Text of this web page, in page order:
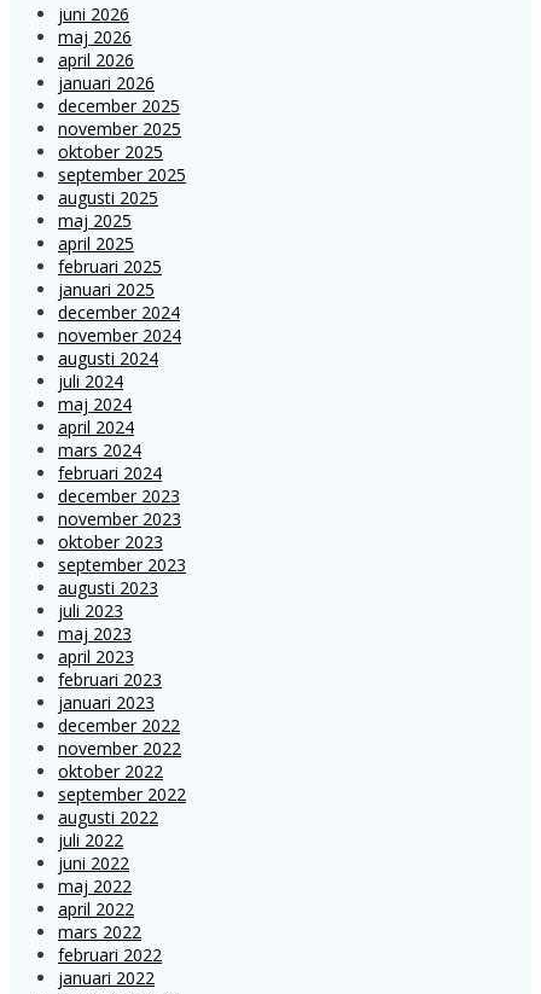
juni 2026
maj 2026
april 2026
januari 2026
december 2025
november 2025
oktober 2025
september 2025
augusti 2025
maj 2025
april 2025
februari 2025
januari 2025
december 2024
november 2024
augusti 2024
juli 2024
maj 2024
april 2024
mars 2024
februari 2024
december 2023
november 2023
oktober 2023
september 2023
augusti 2023
juli 2023
maj 2023
april 2023
februari 2023
januari 2023
december 2022
november 2022
oktober 2022
september 2022
augusti 2022
juli 2022
juni 2022
maj 2022
april 2022
mars 2022
februari 2022
januari 2022